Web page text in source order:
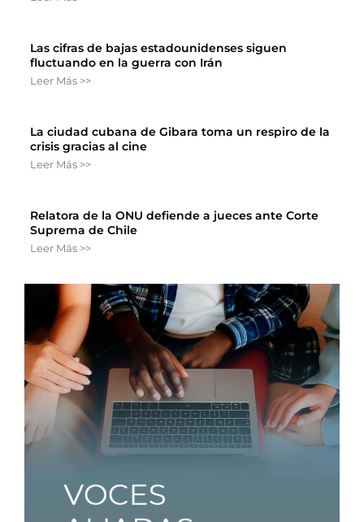
Las cifras de bajas estadounidenses siguen
fluctuando en la guerra con Irán
Leer Más >>
La ciudad cubana de Gibara toma un respiro de la
crisis gracias al cine
Leer Más >>
Relatora de la ONU defiende a jueces ante Corte
Suprema de Chile
Leer Más >>